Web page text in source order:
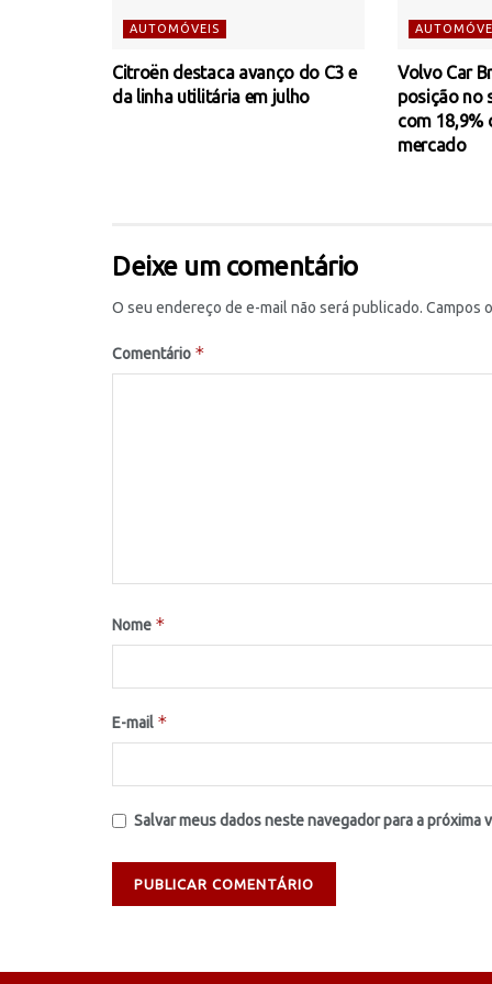
AUTOMÓVEIS
Citroën destaca avanço do C3 e
da linha utilitária em julho
Volvo Car
posição no
com 18,9%
mercado
Deixe um comentário
O seu endereço de e-mail não será publicado. Campos
Comentário *
Nome *
E-mail *
Salvar meus dados neste navegador para a próxima